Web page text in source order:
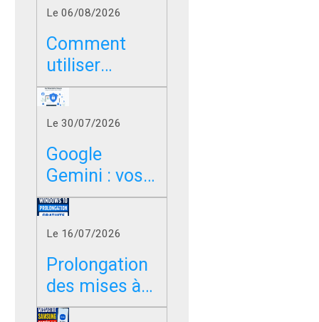
Le 06/08/2026
Comment
utiliser
Google sans
les résumés
IA dans
Chrome, Edge
et Firefox ?
Le 30/07/2026
Google
Gemini : vos
photos,
vidéos et
messages
peuvent-ils
servir à
entraîner l’IA
Le 16/07/2026
Prolongation
des mises à
jour de